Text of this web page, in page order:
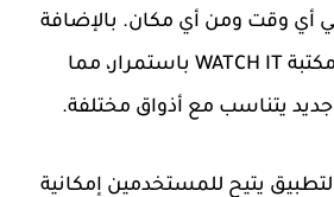
أي وقت ومن أي مكان. بالإضافة
إلى ذلك، يتم تحديث مكتبة WATCH IT باستمرار، مما
يتناسب مع أذواق مختلفة.
يتيح للمستخدمين إمكانية